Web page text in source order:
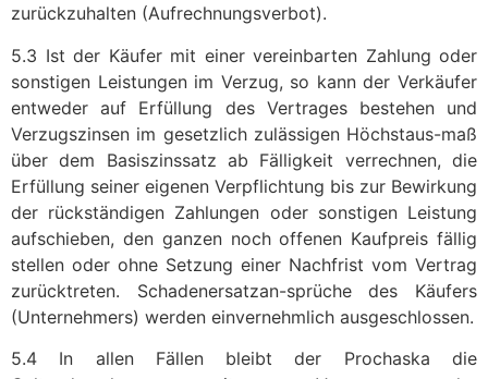
zurückzuhalten (Aufrechnungsverbot).
5.3 Ist der Käufer mit einer vereinbarten Zahlung oder
sonstigen Leistungen im Verzug, so kann der Verkäufer
entweder auf Erfüllung des Vertrages bestehen und
Verzugszinsen im gesetzlich zulässigen Höchstaus-maß
über dem Basiszinssatz ab Fälligkeit verrechnen, die
Erfüllung seiner eigenen Verpflichtung bis zur Bewirkung
der rückständigen Zahlungen oder sonstigen Leistung
aufschieben, den ganzen noch offenen Kaufpreis fällig
stellen oder ohne Setzung einer Nachfrist vom Vertrag
zurücktreten. Schadenersatzan-sprüche des Käufers
(Unternehmers) werden einvernehmlich ausgeschlossen.
5.4 In allen Fällen bleibt der Prochaska die